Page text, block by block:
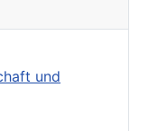
und